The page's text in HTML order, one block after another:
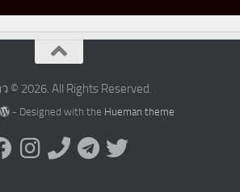
© 2026. All Rights Reserved.
- Designed with the Hueman theme